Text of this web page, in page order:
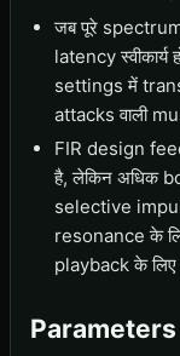
जब पूरे spectrum
latency स्वीकार्य
settings में
attacks वाली
FIR design
है, लेकिन अधिक
selective
resonance के
playback के लिए
Parameters